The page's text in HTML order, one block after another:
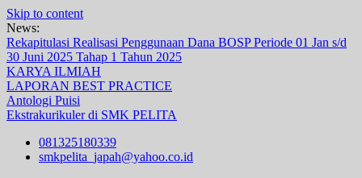
Skip to content
News:
Rekapitulasi Realisasi Penggunaan Dana BOSP Periode 01 Jan s/d
30 Juni 2025 Tahap 1 Tahun 2025
KARYA ILMIAH
LAPORAN BEST PRACTICE
Antologi Puisi
Ekstrakurikuler di SMK PELITA
081325180339
smkpelita_japah@yahoo.co.id